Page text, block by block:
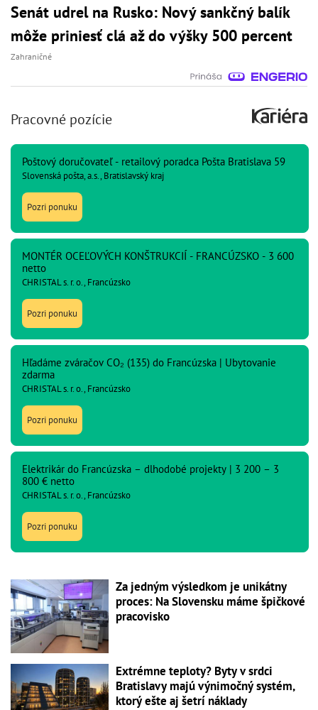
Senát udrel na Rusko: Nový sankčný balík
môže priniesť clá až do výšky 500 percent
Zahraničné
Pracovné pozície
Poštový doručovateľ - retailový poradca Pošta Bratislava 59
Slovenská pošta, a.s., Bratislavský kraj
Pozri ponuku
MONTÉR OCEĽOVÝCH KONŠTRUKCIÍ - FRANCÚZSKO - 3 600
netto
CHRISTAL s. r. o., Francúzsko
Pozri ponuku
Hľadáme zváračov CO₂ (135) do Francúzska | Ubytovanie
zdarma
CHRISTAL s. r. o., Francúzsko
Pozri ponuku
Elektrikár do Francúzska – dlhodobé projekty | 3 200 – 3
800 € netto
CHRISTAL s. r. o., Francúzsko
Pozri ponuku
Za jedným výsledkom je unikátny
proces: Na Slovensku máme špičkové
pracovisko
Extrémne teploty? Byty v srdci
Bratislavy majú výnimočný systém,
ktorý ešte aj šetrí náklady